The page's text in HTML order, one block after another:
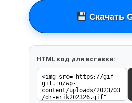
Скачать
HTML код для вставки: